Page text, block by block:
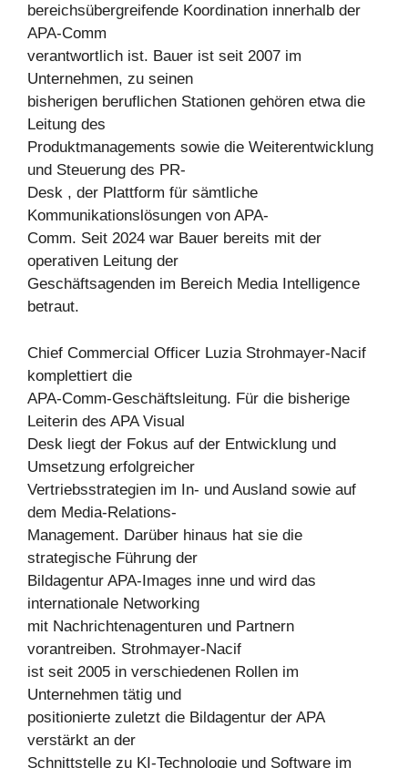
bereichsübergreifende Koordination innerhalb der
APA-Comm
verantwortlich ist. Bauer ist seit 2007 im
Unternehmen, zu seinen
bisherigen beruflichen Stationen gehören etwa die
Leitung des
Produktmanagements sowie die Weiterentwicklung
und Steuerung des PR-
Desk , der Plattform für sämtliche
Kommunikationslösungen von APA-
Comm. Seit 2024 war Bauer bereits mit der
operativen Leitung der
Geschäftsagenden im Bereich Media Intelligence
betraut.
Chief Commercial Officer Luzia Strohmayer-Nacif
komplettiert die
APA-Comm-Geschäftsleitung. Für die bisherige
Leiterin des APA Visual
Desk liegt der Fokus auf der Entwicklung und
Umsetzung erfolgreicher
Vertriebsstrategien im In- und Ausland sowie auf
dem Media-Relations-
Management. Darüber hinaus hat sie die
strategische Führung der
Bildagentur APA-Images inne und wird das
internationale Networking
mit Nachrichtenagenturen und Partnern
vorantreiben. Strohmayer-Nacif
ist seit 2005 in verschiedenen Rollen im
Unternehmen tätig und
positionierte zuletzt die Bildagentur der APA
verstärkt an der
Schnittstelle zu KI-Technologie und Software im